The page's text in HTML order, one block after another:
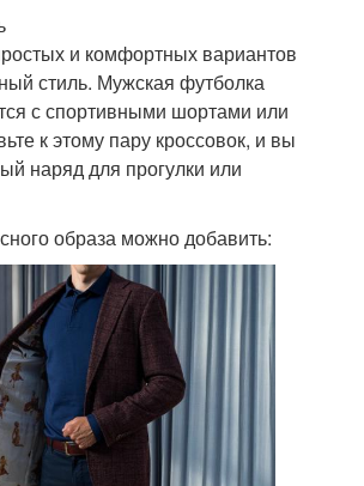
и комфортных вариантов
стиль. Мужская футболка
с спортивными шортами или
к этому пару кроссовок, и вы
наряд для прогулки или
образа можно добавить: